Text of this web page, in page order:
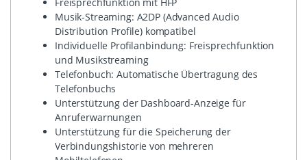
Musik-Streaming: A2DP (Advanced Audio
Distribution Profile) kompatibel
Individuelle Profilanbindung: Freisprechfunktion
und Musikstreaming
Telefonbuch: Automatische Übertragung des
Telefonbuchs
Unterstützung der Dashboard-Anzeige für
Anruferwarnungen
Unterstützung für die Speicherung der
Verbindungshistorie von mehreren